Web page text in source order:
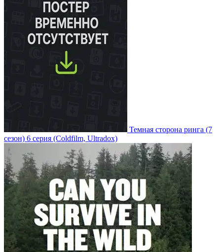
Темная сторона ринга (7
сезон) 6 серия (Coldfilm, Ultradox)